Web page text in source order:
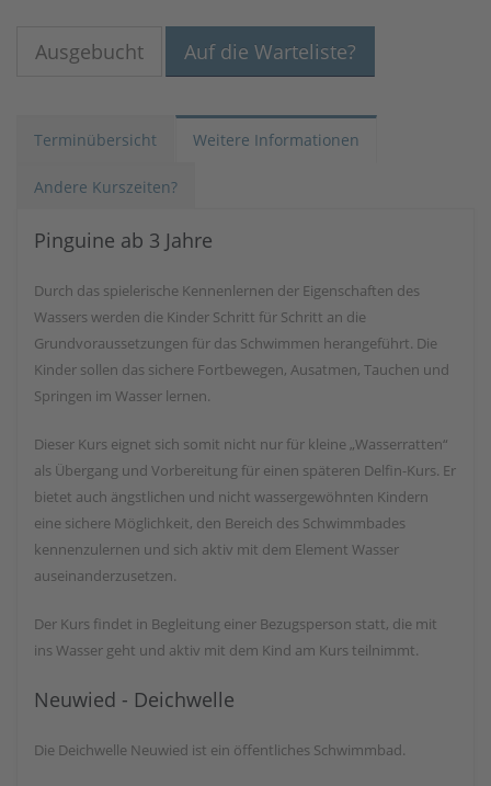
Ausgebucht Auf die Warteliste?
Terminübersicht Weitere Informationen
Andere Kurszeiten?
Pinguine ab 3 Jahre
Durch das spielerische Kennenlernen der Eigenschaften des
Wassers werden die Kinder Schritt für Schritt an die
Grundvoraussetzungen für das Schwimmen herangeführt. Die
Kinder sollen das sichere Fortbewegen, Ausatmen, Tauchen und
Springen im Wasser lernen.
Dieser Kurs eignet sich somit nicht nur für kleine „Wasserratten“
als Übergang und Vorbereitung für einen späteren Delfin-Kurs. Er
bietet auch ängstlichen und nicht wassergewöhnten Kindern
eine sichere Möglichkeit, den Bereich des Schwimmbades
kennenzulernen und sich aktiv mit dem Element Wasser
auseinanderzusetzen.
Der Kurs findet in Begleitung einer Bezugsperson statt, die mit
ins Wasser geht und aktiv mit dem Kind am Kurs teilnimmt.
Neuwied - Deichwelle
Die Deichwelle Neuwied ist ein öffentliches Schwimmbad.